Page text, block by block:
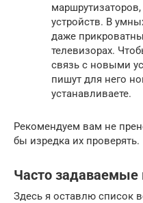
устройств. В
даже
телевизорах.
связь с новыми
пишут для него
устанавливаете.
Рекомендуем вам не
бы изредка их проверять.
Часто задаваемые
Здесь я оставлю список